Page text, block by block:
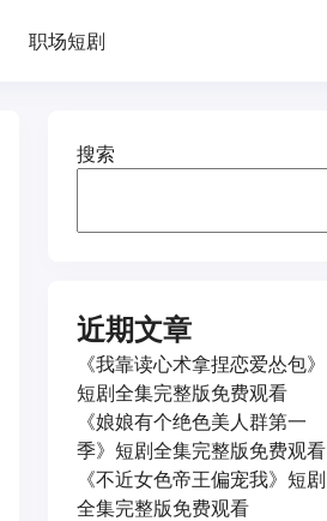
职场短剧
搜索
近期文章
《我靠读心术拿捏恋爱怂包》
短剧全集完整版免费观看
《娘娘有个绝色美人群第一
季》短剧全集完整版免费观看
《不近女色帝王偏宠我》短剧
全集完整版免费观看